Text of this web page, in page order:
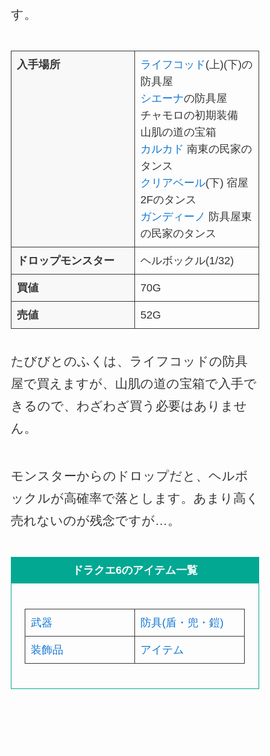
す。
入手場所 ライフコッド(上)(下)の
防具屋
シエーナの防具屋
チャモロの初期装備
山肌の道の宝箱
カルカド 南東の民家の
タンス
クリアベール(下) 宿屋
2Fのタンス
ガンディーノ 防具屋東
の民家のタンス
ドロップモンスター ヘルボックル(1/32)
買値 70G
売値 52G
たびびとのふくは、ライフコッドの防具
屋で買えますが、山肌の道の宝箱で入手で
きるので、わざわざ買う必要はありませ
ん。
モンスターからのドロップだと、ヘルボ
ックルが高確率で落とします。あまり高く
売れないのが残念ですが…。
ドラクエ6のアイテム一覧
武器 防具(盾・兜・鎧)
装飾品 アイテム